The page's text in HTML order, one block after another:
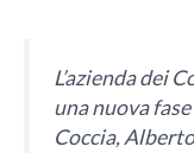
L’azienda dei
una nuova
Coccia,